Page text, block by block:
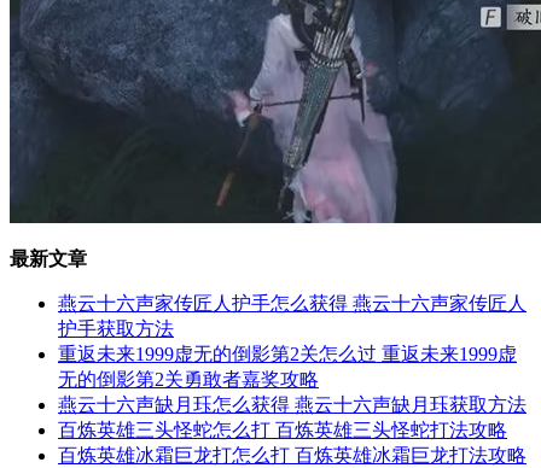
最新文章
燕云十六声家传匠人护手怎么获得 燕云十六声家传匠人
护手获取方法
重返未来1999虚无的倒影第2关怎么过 重返未来1999虚
无的倒影第2关勇敢者嘉奖攻略
燕云十六声缺月珏怎么获得 燕云十六声缺月珏获取方法
百炼英雄三头怪蛇怎么打 百炼英雄三头怪蛇打法攻略
百炼英雄冰霜巨龙打怎么打 百炼英雄冰霜巨龙打法攻略